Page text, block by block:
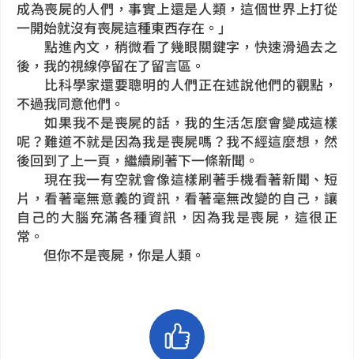
成為喪屍的人們，事實上還是人類，這個世界上打從
一開始就沒有喪屍這種東西存在。」
點進內文，稍微看了幾眼關鍵字，快速滑過去之
後，我的視線停留在了留言區。
比科學家還要聰明的人們正在述說他們的觀點，
不過我同意他們。
如果我不是喪屍的話，我的生活怎麼會變成這樣
呢？難道不就是因為我是喪屍嗎？我不經這麼想，然
後回到了上一頁，繼續刷著下一條新聞。
現在我一有空就會像這樣刷著手機看著新聞、短
片，看著毫無意義的資訊，看著毫無改變的自己，讓
自己的大腦充滿各種資訊，因為我是喪屍，這很正
常。
但你不是喪屍，你是人類。